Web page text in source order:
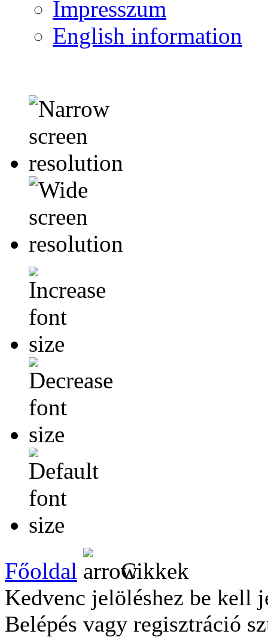
Impresszum
English information
Főoldal Cikkek
Kedvenc jelöléshez be kell
Belépés vagy regisztráció